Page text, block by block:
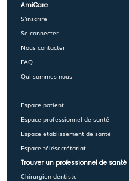
AmiCare
S'inscrire
Se connecter
Nous contacter
FAQ
Qui sommes-nous
Espace patient
Espace professionnel de santé
Espace établissement de santé
Espace télésecrétariat
Trouver un professionnel de santé
Chirurgien-dentiste